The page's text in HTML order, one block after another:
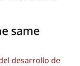
same
desarrollo de